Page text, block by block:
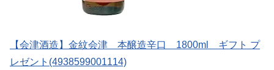
【会津酒造】金紋会津 本醸造辛口 1800ml ギフト プ
レゼント(4938599001114)